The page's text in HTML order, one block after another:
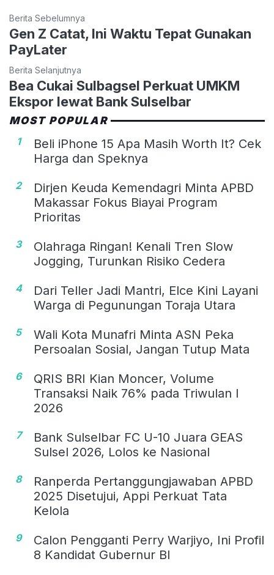
Berita Sebelumnya
Gen Z Catat, Ini Waktu Tepat Gunakan
PayLater
Berita Selanjutnya
Bea Cukai Sulbagsel Perkuat UMKM
Ekspor lewat Bank Sulselbar
MOST POPULAR
1
Beli iPhone 15 Apa Masih Worth It? Cek
Harga dan Speknya
2
Dirjen Keuda Kemendagri Minta APBD
Makassar Fokus Biayai Program
Prioritas
3
Olahraga Ringan! Kenali Tren Slow
Jogging, Turunkan Risiko Cedera
4
Dari Teller Jadi Mantri, Elce Kini Layani
Warga di Pegunungan Toraja Utara
5
Wali Kota Munafri Minta ASN Peka
Persoalan Sosial, Jangan Tutup Mata
6
QRIS BRI Kian Moncer, Volume
Transaksi Naik 76% pada Triwulan I
2026
7
Bank Sulselbar FC U-10 Juara GEAS
Sulsel 2026, Lolos ke Nasional
8
Ranperda Pertanggungjawaban APBD
2025 Disetujui, Appi Perkuat Tata
Kelola
9
Calon Pengganti Perry Warjiyo, Ini Profil
8 Kandidat Gubernur BI